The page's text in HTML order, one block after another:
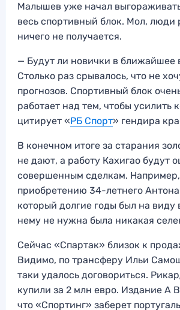
Малышев уже начал
весь спортивный блок. Мол, люди
ничего не получается.
— Будут ли новички в ближайшее
Столько раз срывалось, что не
прогнозов. Спортивный блок
работает над тем, чтобы усилить
цитирует «РБ Спорт» гендира
В конечном итоге за старания
не дают, а работу Кахигао будут
совершенным сделкам.
приобретению 34-летнего Антона
который долгие годы был на виду
нему не нужна была никакая
Сейчас «Спартак» близок к
Видимо, по трансферу Ильи
таки удалось договориться.
купили за 2 млн евро. Издание A
что «Спортинг» заберет